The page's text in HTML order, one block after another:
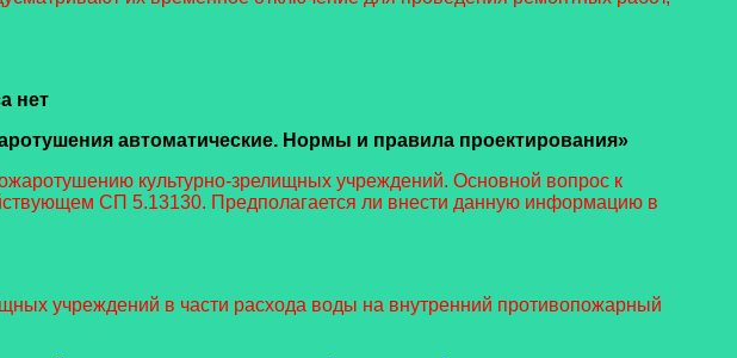
нет
автоматические. Нормы и правила проектирования»
культурно-зрелищных учреждений. Основной вопрос к
СП 5.13130. Предполагается ли внести данную информацию в
учреждений в части расхода воды на внутренний противопожарный